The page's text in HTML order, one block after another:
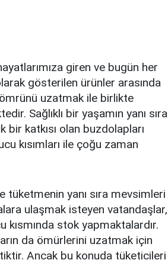
giren ve bugün her
gösterilen ürünler arasında
uzatmak ile birlikte
Sağlıklı bir yaşamın yanı sıra
katkısı olan buzdolapları
kısımları ile çoğu zaman
yanı sıra mevsimleri
ulaşmak isteyen vatandaşlar,
kısmında stok yapmaktalardır.
da ömürlerini uzatmak için
Ancak bu konuda tüketicileri